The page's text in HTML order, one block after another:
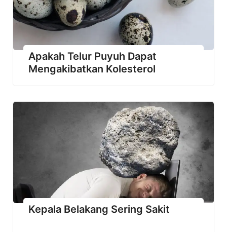
Apakah Telur Puyuh Dapat
Mengakibatkan Kolesterol
Kepala Belakang Sering Sakit